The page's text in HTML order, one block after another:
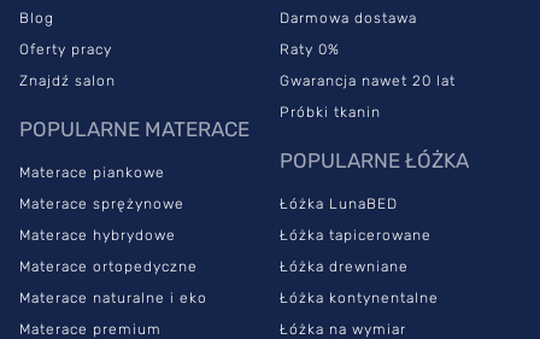
Blog
Oferty pracy
Znajdź salon
POPULARNE MATERACE
Materace piankowe
Materace sprężynowe
Materace hybrydowe
Materace ortopedyczne
Materace naturalne i eko
Materace premium
Darmowa dostawa
Raty 0%
Gwarancja nawet 20 lat
Próbki tkanin
POPULARNE ŁÓŻKA
Łóżka LunaBED
Łóżka tapicerowane
Łóżka drewniane
Łóżka kontynentalne
Łóżka na wymiar